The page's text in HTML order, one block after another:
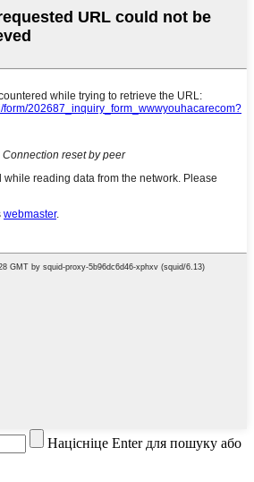
Націсніце Enter для пошуку або